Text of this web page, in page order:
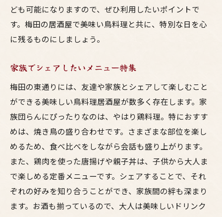
ども可能になりますので、ぜひ利用したいポイントで
す。梅田の居酒屋で美味い鳥料理と共に、特別な日を心
に残るものにしましょう。
家族でシェアしたいメニュー特集
梅田の東通りには、友達や家族とシェアして楽しむこと
ができる美味しい鳥料理居酒屋が数多く存在します。家
族団らんにぴったりなのは、やはり鶏料理。特におすす
めは、焼き鳥の盛り合わせです。さまざまな部位を楽し
めるため、食べ比べをしながら会話も盛り上がります。
また、鶏肉を使った唐揚げや親子丼は、子供から大人ま
で楽しめる定番メニューです。シェアすることで、それ
ぞれの好みを知り合うことができ、家族間の絆も深まり
ます。お酒も揃っているので、大人は美味しいドリンク